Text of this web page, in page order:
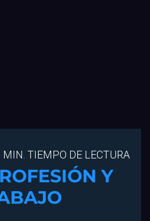
TIEMPO DE LECTURA
Y